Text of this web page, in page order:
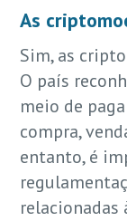
As
Sim, as
O país
meio de
compra,
entanto, é
relacionadas